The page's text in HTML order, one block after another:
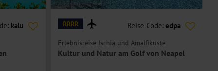
kalu
© Reisen Aktuell GmbH
RRRR Reise-Code: edpa
Erlebnisreise Ischia und Amalfiküste
Kultur und Natur am Golf von Neapel